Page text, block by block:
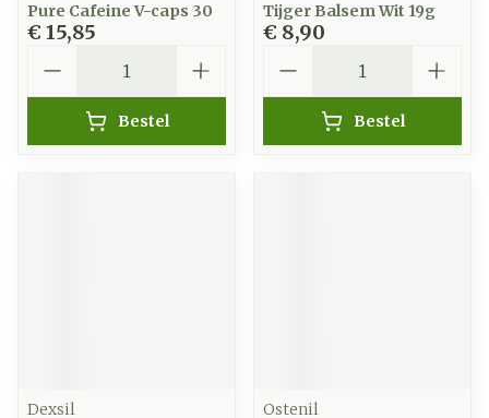
Pure Cafeine V-caps 30
€ 15,85
Bestel
Tijger Balsem Wit 19g
€ 8,90
Bestel
Dexsil
Ostenil